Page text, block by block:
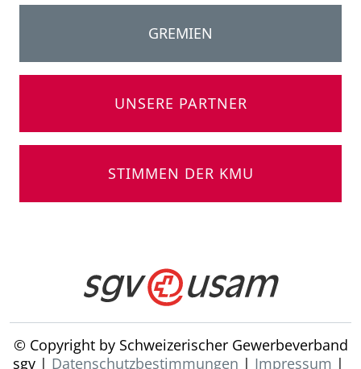
GREMIEN
UNSERE PARTNER
STIMMEN DER KMU
© Copyright by Schweizerischer Gewerbeverband
sgv | Datenschutzbestimmungen | Impressum |